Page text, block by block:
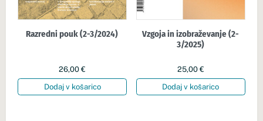
Razredni pouk (2-3/2024)
26,00€
Dodaj v košarico
Vzgoja in izobraževanje (2-
3/2025)
25,00 €
Dodaj v košarico